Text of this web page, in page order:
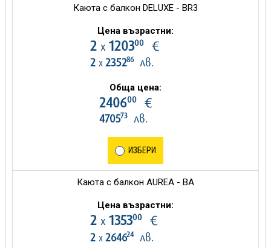
Каюта с балкон DELUXE - BR3
Цена възрастни:
2 х 120300€
2 х 235286лв.
Обща цена:
240600€
470573лв.
ИЗБЕРИ
Каюта с балкон AUREA - BA
Цена възрастни:
2 х 135300€
2 х 264624лв.